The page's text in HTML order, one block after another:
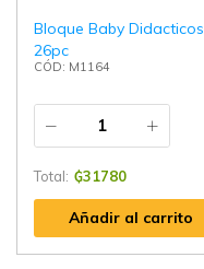
Bloque Baby Didacticos
26pc
CÓD: M1164
Total: ₲31780
Añadir al carrito